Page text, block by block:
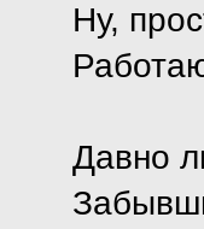
Ну,
Давно